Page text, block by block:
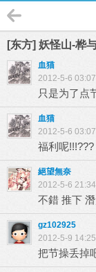
[东方] 妖怪山-桦
血猫
2012-5-6
只是为了点
血猫
2012-5-6
福利呢!!!???
絕望無奈
2012-5-6
不錯 推下
gz102925
2012-5-9
把节操丢掉